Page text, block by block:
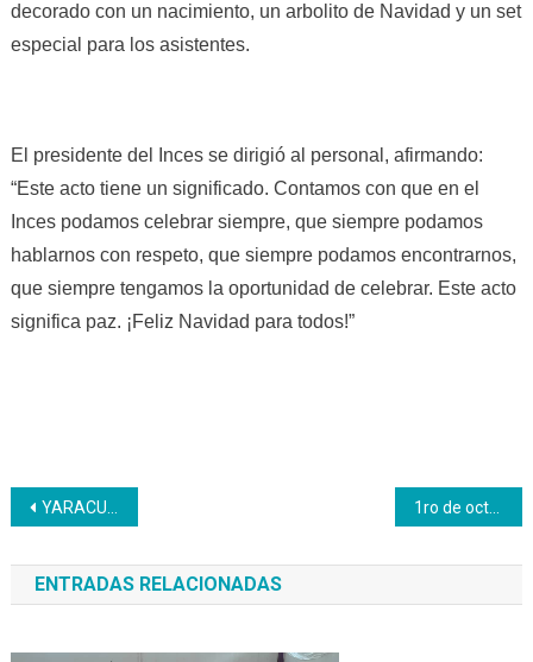
decorado con un nacimiento, un arbolito de Navidad y un set
especial para los asistentes.
El presidente del Inces se dirigió al personal, afirmando:
“Este acto tiene un significado. Contamos con que en el
Inces podamos celebrar siempre, que siempre podamos
hablarnos con respeto, que siempre podamos encontrarnos,
que siempre tengamos la oportunidad de celebrar. Este acto
significa paz. ¡Feliz Navidad para todos!”
Navegación
de
entradas
YARACUY | Participantes de la unidad curricular soldadura básica realizan recuperación de mesas – sillas 1ro de octubre. Día del Aprendiz Inces
ENTRADAS RELACIONADAS